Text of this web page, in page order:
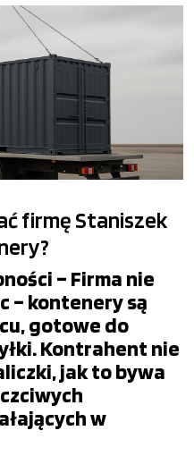
firmę Staniszek
– Firma nie
– kontenery są
gotowe do
Kontrahent nie
jak to bywa
w